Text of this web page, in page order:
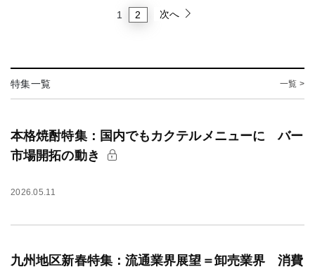
1 2 次へ
特集一覧 一覧 >
本格焼酎特集：国内でもカクテルメニューに バー
市場開拓の動き
2026.05.11
九州地区新春特集：流通業界展望＝卸売業界 消費